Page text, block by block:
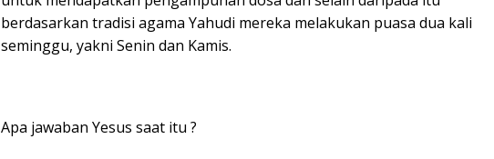
berdasarkan tradisi agama Yahudi mereka melakukan puasa dua kali
seminggu, yakni Senin dan Kamis.
Apa jawaban Yesus saat itu ?